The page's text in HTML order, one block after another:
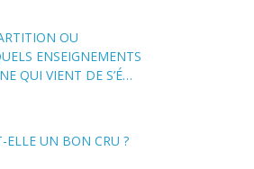
OU
ENSEIGNEMENTS
QUI VIENT DE S’É…
ELLE UN BON CRU ?